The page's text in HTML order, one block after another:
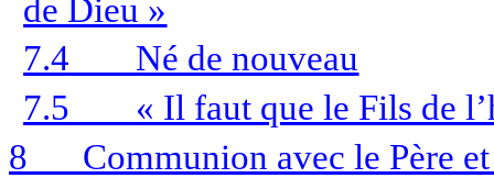
de Dieu »
7.4
Né de nouveau
7.5
« Il faut que le Fils de
8
Communion avec le Père